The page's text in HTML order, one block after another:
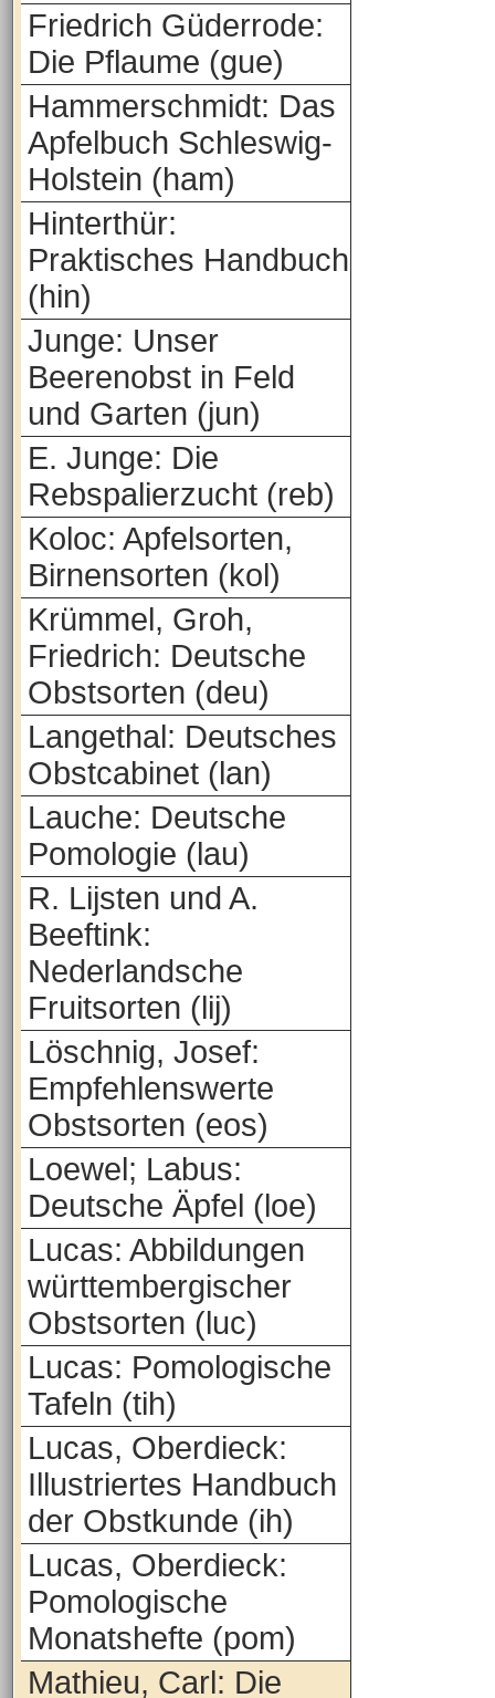
Friedrich Güderrode:
Die Pflaume (gue)
Hammerschmidt: Das
Apfelbuch Schleswig-
Holstein (ham)
Hinterthür:
Praktisches Handbuch
(hin)
Junge: Unser
Beerenobst in Feld
und Garten (jun)
E. Junge: Die
Rebspalierzucht (reb)
Koloc: Apfelsorten,
Birnensorten (kol)
Krümmel, Groh,
Friedrich: Deutsche
Obstsorten (deu)
Langethal: Deutsches
Obstcabinet (lan)
Lauche: Deutsche
Pomologie (lau)
R. Lijsten und A.
Beeftink:
Nederlandsche
Fruitsorten (lij)
Löschnig, Josef:
Empfehlenswerte
Obstsorten (eos)
Loewel; Labus:
Deutsche Äpfel (loe)
Lucas: Abbildungen
württembergischer
Obstsorten (luc)
Lucas: Pomologische
Tafeln (tih)
Lucas, Oberdieck:
Illustriertes Handbuch
der Obstkunde (ih)
Lucas, Oberdieck:
Pomologische
Monatshefte (pom)
Mathieu, Carl: Die